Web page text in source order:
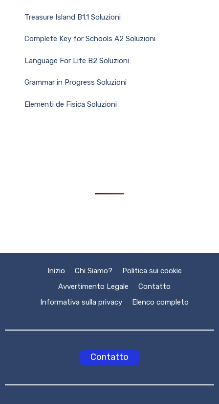
Treasure Island B1.1 Soluzioni
Complete Key for Schools A2 Soluzioni
Language For Life B2 Soluzioni
Grammar in Progress Soluzioni
Elementi de Fisica Soluzioni
Inizio Chi Siamo?
Politica sui cookie
Avvertimento Legale
Contatto
Informativa sulla privacy
Elenco completo
Contatto